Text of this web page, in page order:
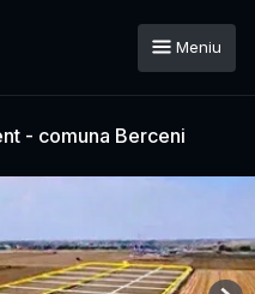
Meniu
- comuna Berceni